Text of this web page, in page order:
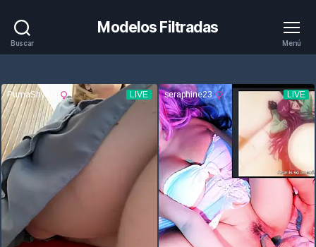
Buscar
Modelos Filtradas
Menú